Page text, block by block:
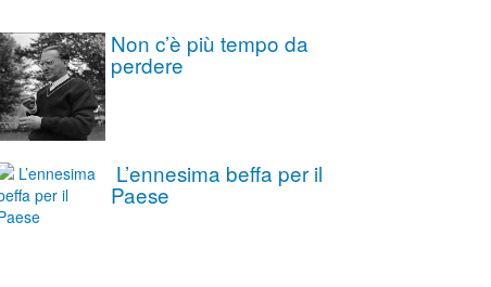
Non c’è più tempo da
perdere
L’ennesima beffa per il
Paese